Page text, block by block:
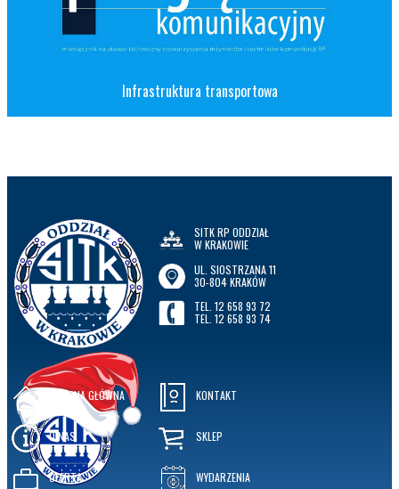
Infrastruktura transportowa
SITK RP ODDZIAŁ
W KRAKOWIE
UL. SIOSTRZANA 11
30-804 KRAKÓW
TEL. 12 658 93 72
TEL. 12 658 93 74
STRONA GŁÓWNA
O NAS
OFERTA
KONTAKT
SKLEP
WYDARZENIA